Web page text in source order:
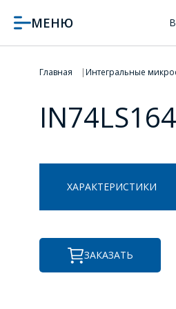
МЕНЮ
Главная Интегральные
ХАРАКТЕРИСТИКИ
ЗАКАЗАТЬ